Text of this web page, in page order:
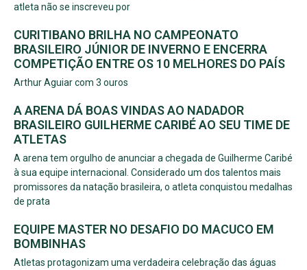
atleta não se inscreveu por
CURITIBANO BRILHA NO CAMPEONATO
BRASILEIRO JÚNIOR DE INVERNO E ENCERRA
COMPETIÇÃO ENTRE OS 10 MELHORES DO PAÍS
Arthur Aguiar com 3 ouros
A ARENA DÁ BOAS VINDAS AO NADADOR
BRASILEIRO GUILHERME CARIBÉ AO SEU TIME DE
ATLETAS
A arena tem orgulho de anunciar a chegada de Guilherme Caribé
à sua equipe internacional. Considerado um dos talentos mais
promissores da natação brasileira, o atleta conquistou medalhas
de prata
EQUIPE MASTER NO DESAFIO DO MACUCO EM
BOMBINHAS
Atletas protagonizam uma verdadeira celebração das águas